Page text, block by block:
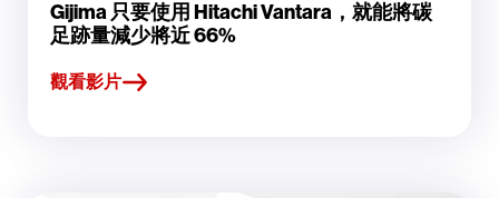
Gijima 只要使用 Hitachi Vantara，就能將碳
足跡量減少將近 66%
觀看影片